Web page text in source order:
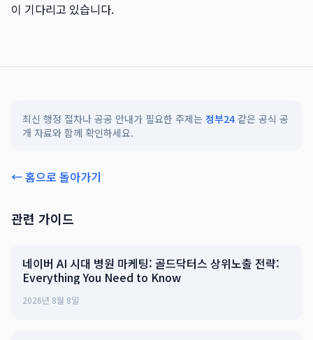
이 기다리고 있습니다.
최신 행정 절차나 공공 안내가 필요한 주제는 정부24 같은 공식 공
개 자료와 함께 확인하세요.
← 홈으로 돌아가기
관련 가이드
네이버 AI 시대 병원 마케팅: 골드닥터스 상위노출 전략:
Everything You Need to Know
2026년 8월 8일